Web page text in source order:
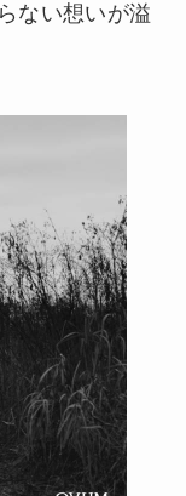
ない想いが溢